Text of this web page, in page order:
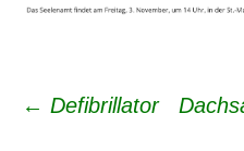
Beitrags-
← Defibrillator